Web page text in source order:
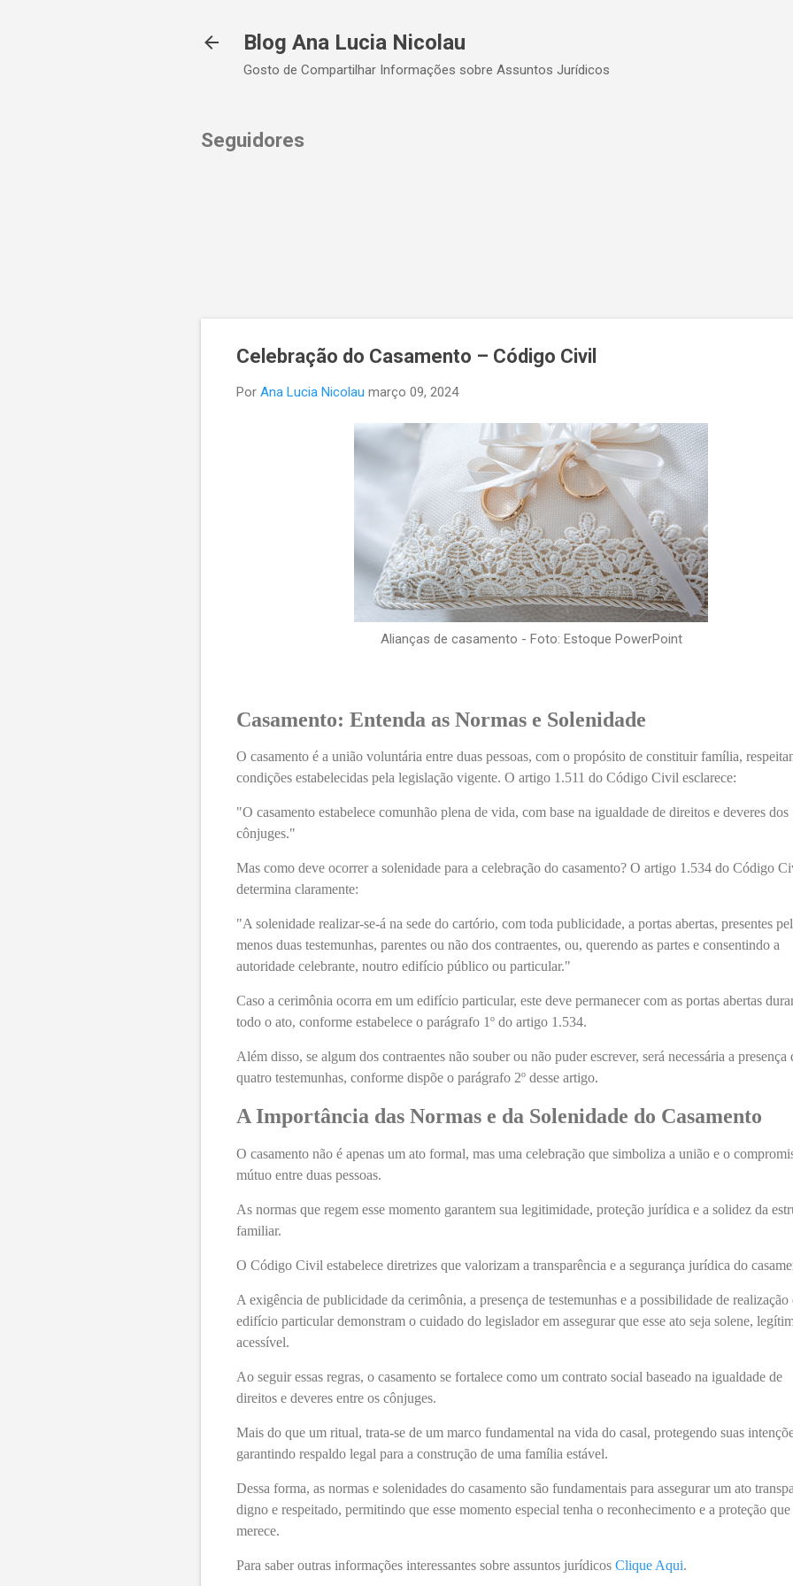
Blog Ana Lucia Nicolau
Gosto de Compartilhar Informações sobre Assuntos Jurídicos
Seguidores
Celebração do Casamento – Código Civil
Por Ana Lucia Nicolau março 09, 2024
Alianças de casamento - Foto: Estoque PowerPoint
Casamento: Entenda as Normas e Solenidade
O casamento é a união voluntária entre duas pessoas, com o propósito de constituir família,
condições estabelecidas pela legislação vigente. O artigo 1.511 do Código Civil esclarece:
"O casamento estabelece comunhão plena de vida, com base na igualdade de direitos e deveres dos
cônjuges."
Mas como deve ocorrer a solenidade para a celebração do casamento? O artigo 1.534 do Código
determina claramente:
"A solenidade realizar-se-á na sede do cartório, com toda publicidade, a portas abertas, presentes
menos duas testemunhas, parentes ou não dos contraentes, ou, querendo as partes e consentindo a
autoridade celebrante, noutro edifício público ou particular."
Caso a cerimônia ocorra em um edifício particular, este deve permanecer com as portas abertas
todo o ato, conforme estabelece o parágrafo 1º do artigo 1.534.
Além disso, se algum dos contraentes não souber ou não puder escrever, será necessária a presença
quatro testemunhas, conforme dispõe o parágrafo 2º desse artigo.
A Importância das Normas e da Solenidade do Casamento
O casamento não é apenas um ato formal, mas uma celebração que simboliza a união e o
mútuo entre duas pessoas.
As normas que regem esse momento garantem sua legitimidade, proteção jurídica e a solidez da
familiar.
O Código Civil estabelece diretrizes que valorizam a transparência e a segurança jurídica do
A exigência de publicidade da cerimônia, a presença de testemunhas e a possibilidade de realização
edifício particular demonstram o cuidado do legislador em assegurar que esse ato seja solene,
acessível.
Ao seguir essas regras, o casamento se fortalece como um contrato social baseado na igualdade de
direitos e deveres entre os cônjuges.
Mais do que um ritual, trata-se de um marco fundamental na vida do casal, protegendo suas
garantindo respaldo legal para a construção de uma família estável.
Dessa forma, as normas e solenidades do casamento são fundamentais para assegurar um ato
digno e respeitado, permitindo que esse momento especial tenha o reconhecimento e a proteção que
merece.
Para saber outras informações interessantes sobre assuntos jurídicos Clique Aqui.